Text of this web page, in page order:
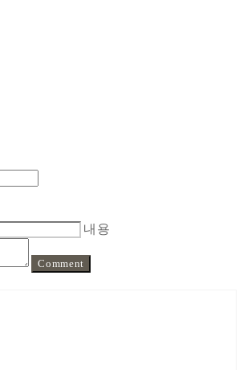
내용
Comment